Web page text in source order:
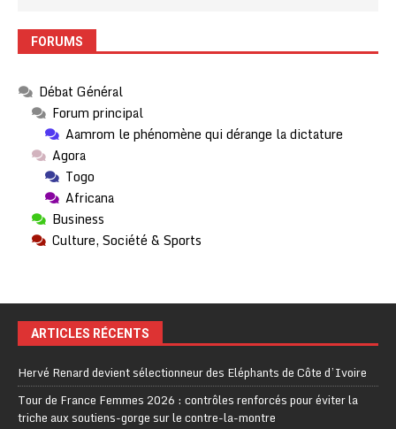
FORUMS
Débat Général
Forum principal
Aamrom le phénomène qui dérange la dictature
Agora
Togo
Africana
Business
Culture, Société & Sports
ARTICLES RÉCENTS
Hervé Renard devient sélectionneur des Eléphants de Côte d’Ivoire
Tour de France Femmes 2026 : contrôles renforcés pour éviter la
triche aux soutiens-gorge sur le contre-la-montre